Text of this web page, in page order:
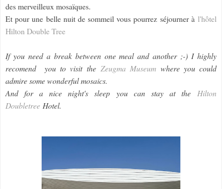
des merveilleux mosaïques.
Et pour une belle nuit de sommeil vous pourrez séjourner à l'hôtel
Hilton Double Tree
If you need a break between one meal and another ;-) I highly
recomend you to visit the Zeugma Museum where you could
admire some wonderful mosaics.
And for a nice night's sleep you can stay at the Hilton
Doubletree Hotel.